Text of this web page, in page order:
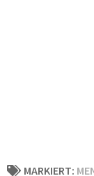
MARKIERT: